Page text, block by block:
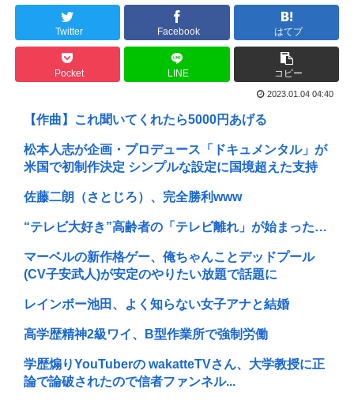
Twitter Facebook はてブ
Pocket LINE コピー
2023.01.04 04:40
【作曲】これ聞いてくれたら5000円あげる
松本人志が企画・プロデュース「ドキュメンタル」が
米国で初制作決定 シンプルな設定に国境超えた支持
佐藤二朗（さとじろ）、完全勝利www
“テレビ大好き”高齢者の「テレビ離れ」が始まった…
マーベルの新作格ゲー、俺ちゃんことデッドプール
(CV子安武人)が安定のやりたい放題で話題に
レインボー池田、よく知らない女子アナと結婚
高学歴精神2級ワイ、B型作業所で強制労働
学歴煽りYouTuberの wakatteTVさん、大学教授に正
論で論破されたので信者ファンネル...